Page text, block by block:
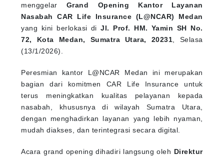
menggelar Grand Opening Kantor Layanan
Nasabah CAR Life Insurance (L@NCAR) Medan
yang kini berlokasi di
Jl. Prof. HM. Yamin SH No.
72, Kota Medan, Sumatra Utara, 20231
, Selasa
(13/1/2026).
Peresmian kantor L@NCAR Medan ini merupakan
bagian dari komitmen CAR Life Insurance untuk
terus meningkatkan kualitas pelayanan kepada
nasabah, khususnya di wilayah Sumatra Utara,
dengan menghadirkan layanan yang lebih nyaman,
mudah diakses, dan terintegrasi secara digital.
Acara grand opening dihadiri langsung oleh Direktur